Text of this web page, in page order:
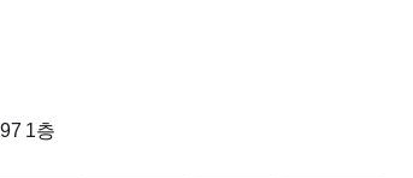
, 1년차에 입사하여 6년차까지 계시는 선생님도 있
직원들에게 배푸는게 인색한 원장님이었다면 아마
님이 많을 수 없었을거라고 장담합니다.
선생님들이 퇴사하게 되었지만 앞으로 오시는 선생
1층